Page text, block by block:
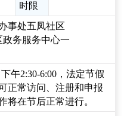
时限
事处五凤社区
务服务中心一
午2:30-6:00，法定节假
正常访问、注册和申报
将在节后正常进行。